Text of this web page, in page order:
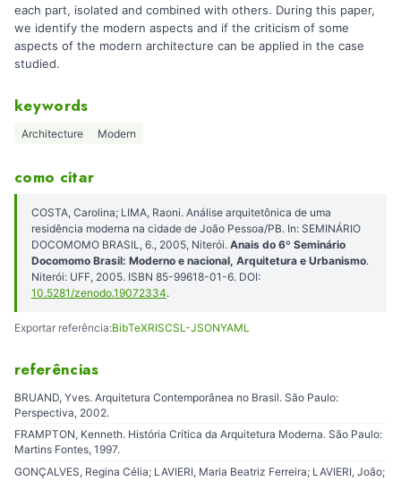
each part, isolated and combined with others. During this paper,
we identify the modern aspects and if the criticism of some
aspects of the modern architecture can be applied in the case
studied.
keywords
Architecture Modern
como citar
COSTA, Carolina; LIMA, Raoni. Análise arquitetônica de uma
residência moderna na cidade de João Pessoa/PB. In: SEMINÁRIO
DOCOMOMO BRASIL, 6., 2005, Niterói. Anais do 6º Seminário
Docomomo Brasil: Moderno e nacional, Arquitetura e Urbanismo.
Niterói: UFF, 2005. ISBN 85-99618-01-6. DOI:
10.5281/zenodo.19072334.
Exportar referência:BibTeXRISCSL-JSONYAML
referências
BRUAND, Yves. Arquitetura Contemporânea no Brasil. São Paulo:
Perspectiva, 2002.
FRAMPTON, Kenneth. História Crítica da Arquitetura Moderna. São Paulo:
Martins Fontes, 1997.
GONÇALVES, Regina Célia; LAVIERI, Maria Beatriz Ferreira; LAVIERI, João;